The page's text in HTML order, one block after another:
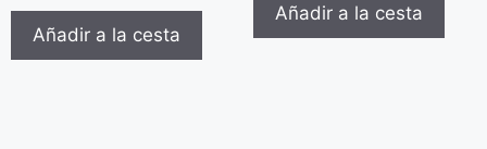
Añadir a la cesta
Añadir a la cesta